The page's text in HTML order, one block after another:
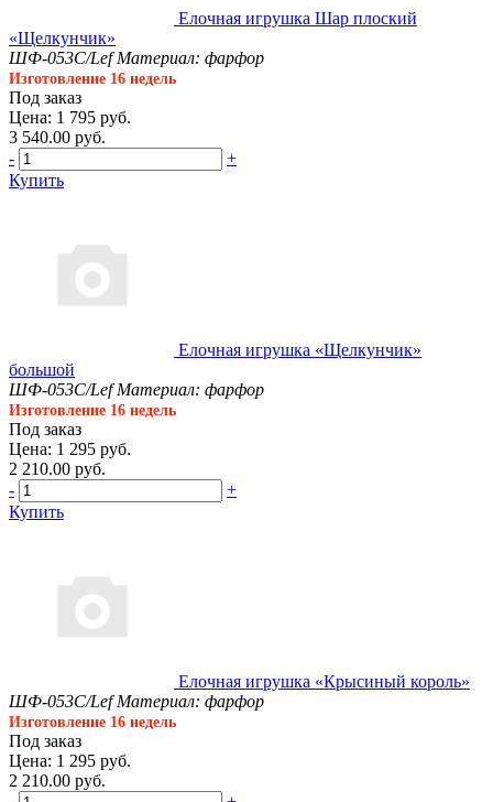
Елочная игрушка Шар плоский
«Щелкунчик»
ШФ-053С/Lef Материал: фарфор
Изготовление 16 недель
Под заказ
Цена: 1 795 руб.
3 540.00 руб.
-
+
Купить
Елочная игрушка «Щелкунчик»
большой
ШФ-053С/Lef Материал: фарфор
Изготовление 16 недель
Под заказ
Цена: 1 295 руб.
2 210.00 руб.
-
+
Купить
Елочная игрушка «Крысиный король»
ШФ-053С/Lef Материал: фарфор
Изготовление 16 недель
Под заказ
Цена: 1 295 руб.
2 210.00 руб.